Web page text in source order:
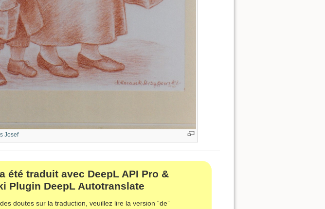
Josef
été traduit avec DeepL API Pro &
Plugin DeepL Autotranslate
doutes sur la traduction, veuillez lire la version “de”